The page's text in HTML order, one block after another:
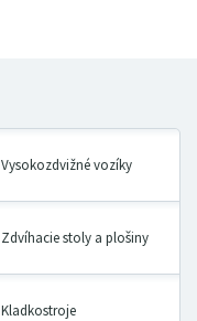
Vysokozdvižné vozíky
Zdvíhacie stoly a plošiny
Kladkostroje